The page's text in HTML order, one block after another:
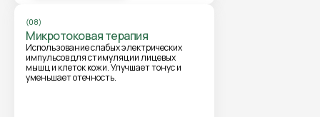
(08)
Микротоковая терапия
Использование слабых электрических
импульсов для стимуляции лицевых
мышц и клеток кожи. Улучшает тонус и
уменьшает отечность.